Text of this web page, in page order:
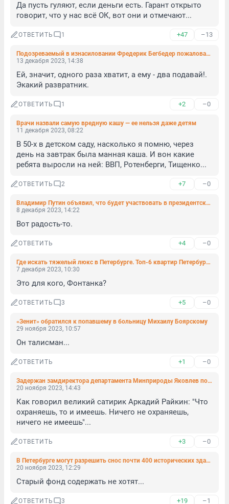
Да пусть гуляют, если деньги есть. Гарант открыто
говорит, что у нас всё ОК, вот они и отмечают...
ОТВЕТИТЬ 1 +47 –13
Подозреваемый в изнасиловании Фредерик Бегбедер пожаловался на сухую курицу в полицейском участке
13 декабря 2023, 14:38
Ей, значит, одного раза хватит, а ему - два подавай!.
Экакий развратник.
ОТВЕТИТЬ 1 +2 –0
Врачи назвали самую вредную кашу — ее нельзя даже детям
11 декабря 2023, 08:22
В 50-х в детском саду, насколько я помню, через
день на завтрак была манная каша. И вон какие
ребята выросли на ней: ВВП, Ротенберги, Тищенко...
ОТВЕТИТЬ 2 +7 –0
Владимир Путин объявил, что будет участвовать в президентских выборах в 2024 году
8 декабря 2023, 14:22
Вот радость-то.
ОТВЕТИТЬ +4 –0
Где искать тяжелый люкс в Петербурге. Топ-6 квартир Петербурга, интерьер которых вас поразит
7 декабря 2023, 10:30
Это для кого, Фонтанка?
ОТВЕТИТЬ 3 +5 –0
«Зенит» обратился к попавшему в больницу Михаилу Боярскому
29 ноября 2023, 10:57
Он талисман...
ОТВЕТИТЬ +1 –0
Задержан замдиректора департамента Минприроды Яковлев по делу о челябинском парке «Таганай»
20 ноября 2023, 14:43
Как говорил великий сатирик Аркадий Райкин: "Что
охраняешь, то и имеешь. Ничего не охраняешь,
ничего не имеешь"...
ОТВЕТИТЬ +3 –0
В Петербурге могут разрешить снос почти 400 исторических зданий. «Фонтанка» публикует список адресов
20 ноября 2023, 12:29
Старый фонд содержать не хотят...
ОТВЕТИТЬ 3 +19 –1